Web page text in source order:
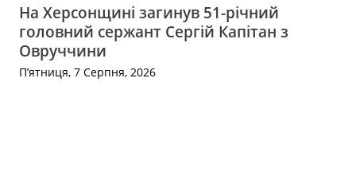
На Херсонщині загинув 51-річний
головний сержант Сергій Капітан з
Овруччини
П’ятниця, 7 Серпня, 2026